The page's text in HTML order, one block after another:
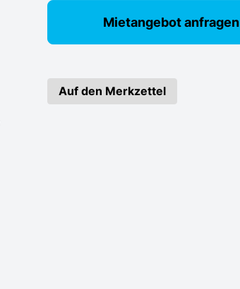
Mietangebot anfragen
Auf den Merkzettel